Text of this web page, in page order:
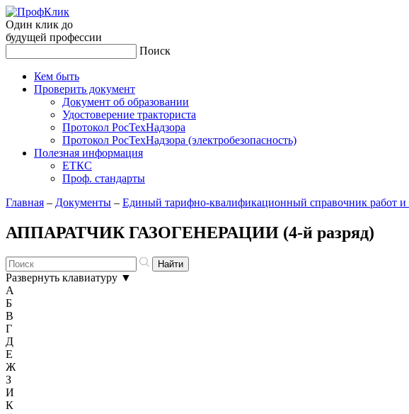
Один клик до
будущей профессии
Поиск
Кем быть
Проверить документ
Документ об образовании
Удостоверение тракториста
Протокол РосТехНадзора
Протокол РосТехНадзора (электробезопасность)
Полезная информация
ЕТКС
Проф. стандарты
Главная – Документы – Единый тарифно-квалификационный справочник работ и
АППАРАТЧИК ГАЗОГЕНЕРАЦИИ (4-й разряд)
Развернуть клавиатуру ▼
А
Б
В
Г
Д
Е
Ж
З
И
К